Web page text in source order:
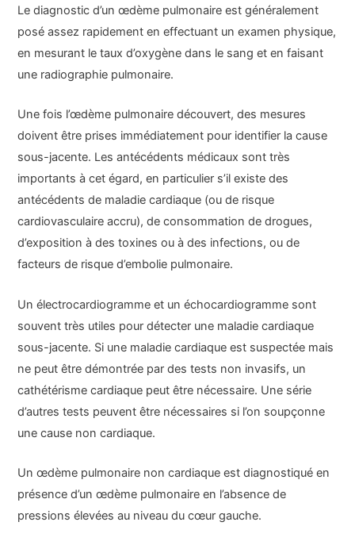
Le diagnostic d’un œdème pulmonaire est généralement
posé assez rapidement en effectuant un examen physique,
en mesurant le taux d’oxygène dans le sang et en faisant
une radiographie pulmonaire.
Une fois l’œdème pulmonaire découvert, des mesures
doivent être prises immédiatement pour identifier la cause
sous-jacente. Les antécédents médicaux sont très
importants à cet égard, en particulier s’il existe des
antécédents de maladie cardiaque (ou de risque
cardiovasculaire accru), de consommation de drogues,
d’exposition à des toxines ou à des infections, ou de
facteurs de risque d’embolie pulmonaire.
Un électrocardiogramme et un échocardiogramme sont
souvent très utiles pour détecter une maladie cardiaque
sous-jacente. Si une maladie cardiaque est suspectée mais
ne peut être démontrée par des tests non invasifs, un
cathétérisme cardiaque peut être nécessaire. Une série
d’autres tests peuvent être nécessaires si l’on soupçonne
une cause non cardiaque.
Un œdème pulmonaire non cardiaque est diagnostiqué en
présence d’un œdème pulmonaire en l’absence de
pressions élevées au niveau du cœur gauche.